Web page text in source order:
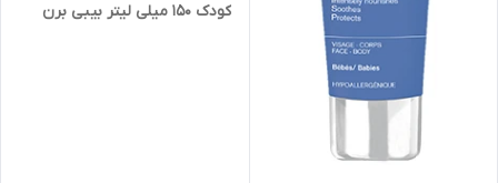
کودک 150 میلی لیتر بیبی برن